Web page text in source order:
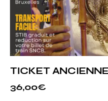
TICKET
36,00€